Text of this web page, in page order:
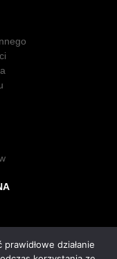
działanie